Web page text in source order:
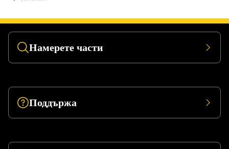
Намерете части
Поддържа